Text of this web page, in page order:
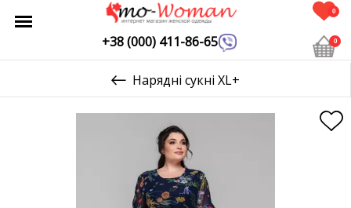
+38 (000) 411-86-65
0
0
Нарядні сукні XL+